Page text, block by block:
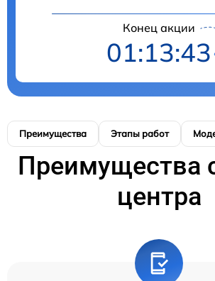
Конец акции
01:13:42
Преимущества Этапы работ
Преимущества
центра